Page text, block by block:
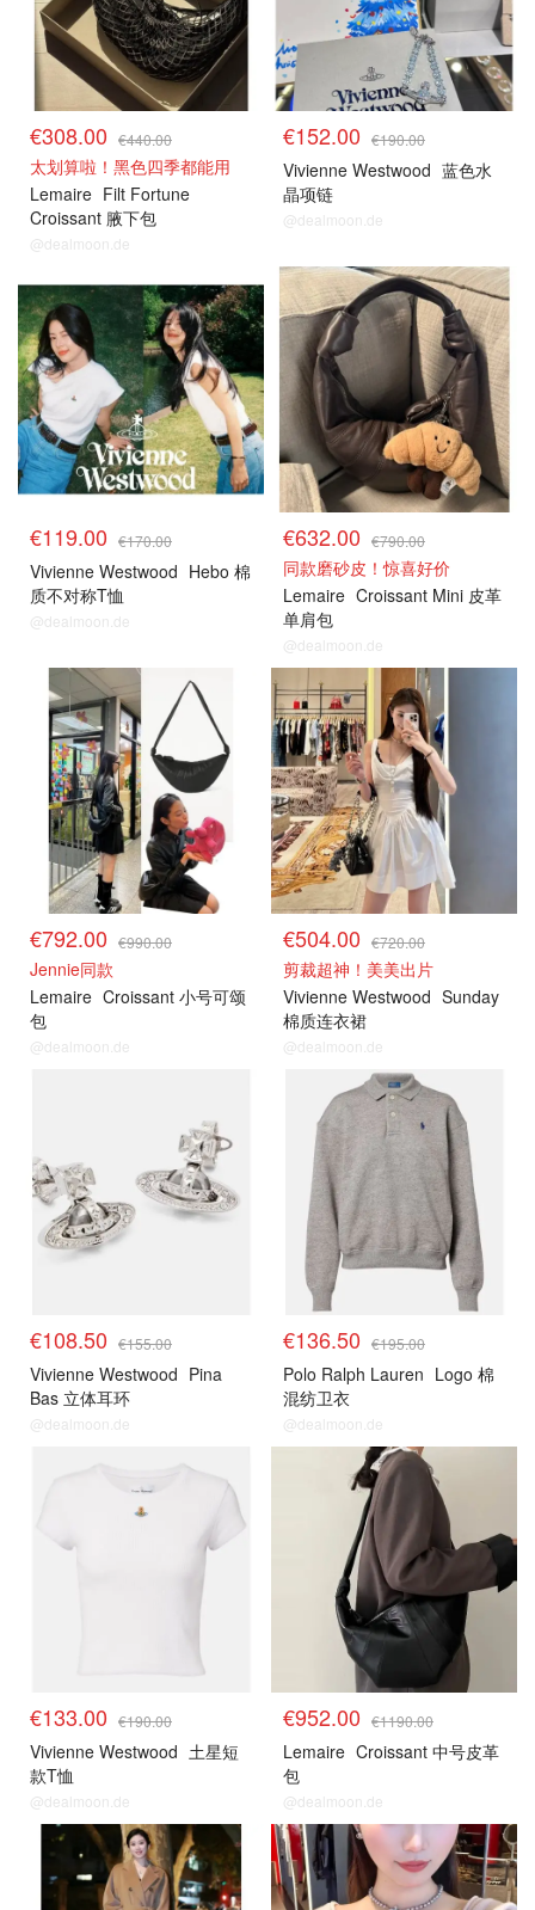
€308.00 €440.00
太划算啦！黑色四季都能用
Lemaire Filt Fortune
Croissant 腋下包
@dealmoon.de
€152.00 €190.00
Vivienne Westwood 蓝色水
晶项链
@dealmoon.de
€119.00 €170.00
Vivienne Westwood Hebo 棉
质不对称T恤
@dealmoon.de
€632.00 €790.00
同款磨砂皮！惊喜好价
Lemaire Croissant Mini 皮革
单肩包
@dealmoon.de
€792.00 €990.00
Jennie同款
Lemaire Croissant 小号可颂
包
@dealmoon.de
€504.00 €720.00
剪裁超神！美美出片
Vivienne Westwood Sunday
棉质连衣裙
@dealmoon.de
€108.50 €155.00
Vivienne Westwood Pina
Bas 立体耳环
@dealmoon.de
€136.50 €195.00
Polo Ralph Lauren Logo 棉
混纺卫衣
@dealmoon.de
€133.00 €190.00
Vivienne Westwood 土星短
款T恤
@dealmoon.de
€952.00 €1190.00
Lemaire Croissant 中号皮革
包
@dealmoon.de